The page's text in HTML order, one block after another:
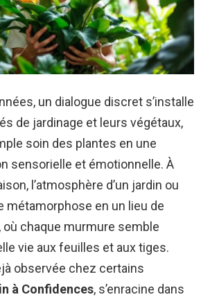
un dialogue discret s’installe
de jardinage et leurs végétaux,
soin des plantes en une
sensorielle et émotionnelle. À
l’atmosphère d’un jardin ou
métamorphose en un lieu de
, où chaque murmure semble
vie aux feuilles et aux tiges.
observée chez certains
à Confidences, s’enracine dans